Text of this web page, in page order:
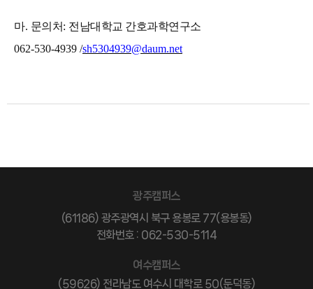
마. 문의처: 전남대학교 간호과학연구소
062-530-4939 /sh5304939@daum.net
광주캠퍼스
(61186) 광주광역시 북구 용봉로 77(용봉동)
전화번호 : 062-530-5114
여수캠퍼스
(59626) 전라남도 여수시 대학로 50(둔덕동)